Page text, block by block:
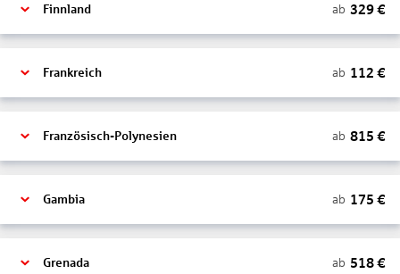
Finnland ab 329€
Frankreich ab 112 €
Französisch-Polynesien ab 815 €
Gambia ab 175 €
Grenada ab 518€